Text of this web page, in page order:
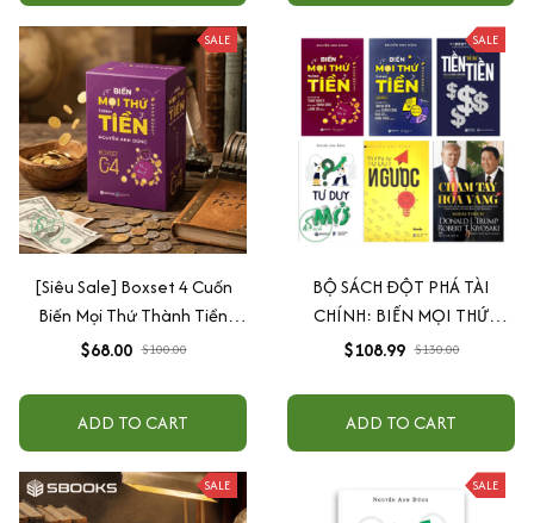
SALE
[Siêu Sale] Boxset 4 Cuốn
Biến Mọi Thứ Thành Tiền
(Quyển 1+2+3+4)
$68.00 $100.00
ADD TO CART
SALE
BỘ SÁCH ĐỘT PHÁ TÀI
CHÍNH: BIẾN MỌI THỨ
THÀNH TIỀN + TƯ DUY
ĐẺ RA TIỀN + CHẠM TAY HÓA
VÀNG
$108.99 $130.00
ADD TO CART
SALE SALE